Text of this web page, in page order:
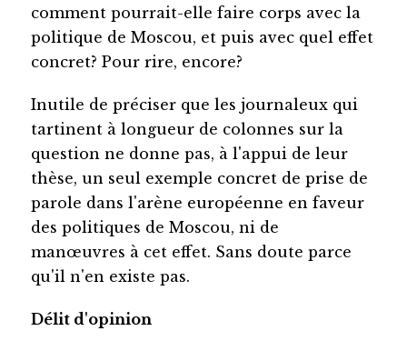
comment pourrait-elle faire corps avec la
politique de Moscou, et puis avec quel effet
concret? Pour rire, encore?
Inutile de préciser que les journaleux qui
tartinent à longueur de colonnes sur la
question ne donne pas, à l'appui de leur
thèse, un seul exemple concret de prise de
parole dans l'arène européenne en faveur
des politiques de Moscou, ni de
manœuvres à cet effet. Sans doute parce
qu'il n'en existe pas.
Délit d'opinion